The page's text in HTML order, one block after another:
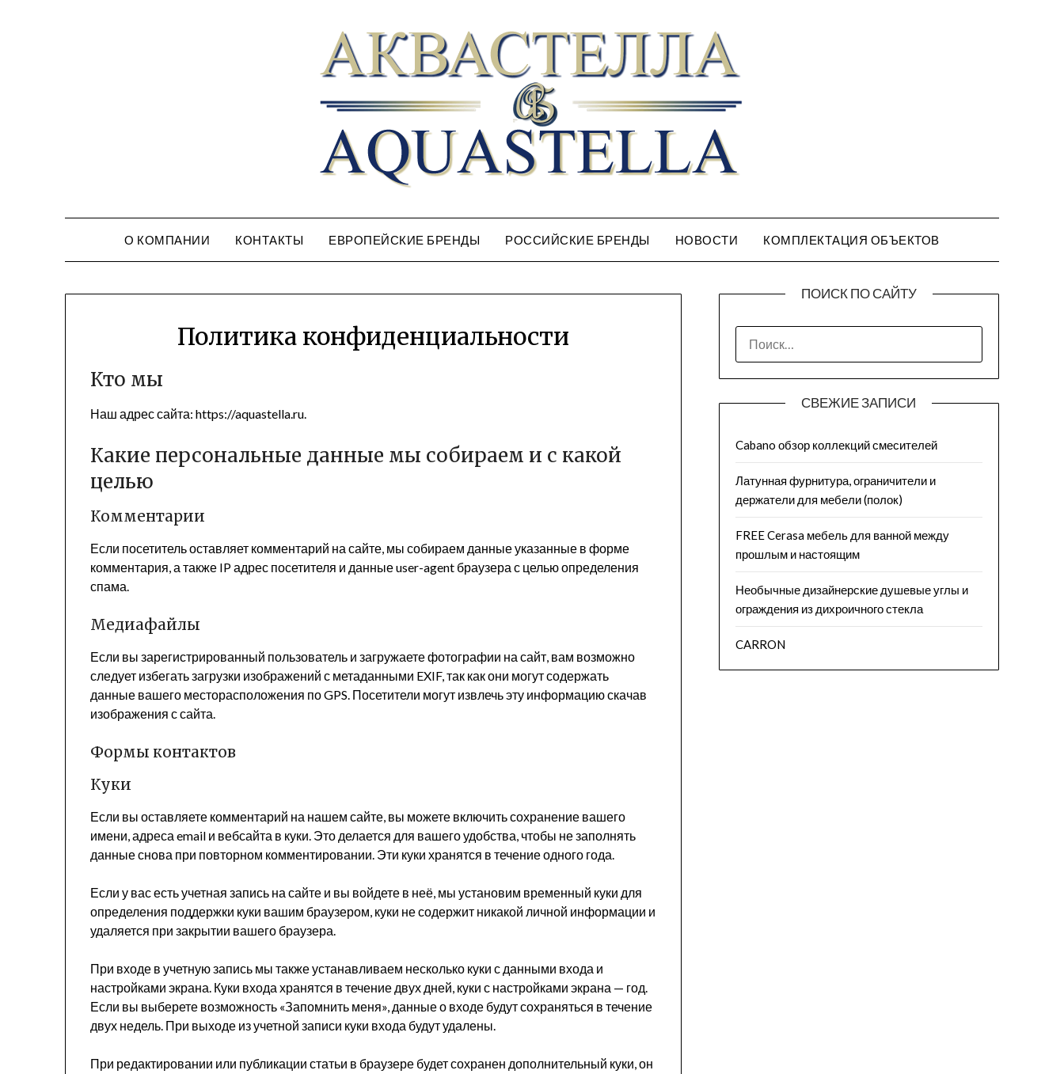
О КОМПАНИИ КОНТАКТЫ ЕВРОПЕЙСКИЕ БРЕНДЫ РОССИЙСКИЕ БРЕНДЫ НОВОСТИ КОМПЛЕКТАЦИЯ ОБЪЕКТОВ
Политика конфиденциальности
Кто мы
Наш адрес сайта: https://aquastella.ru.
Какие персональные данные мы собираем и с какой
целью
Комментарии
Если посетитель оставляет комментарий на сайте, мы собираем данные указанные в форме
комментария, а также IP адрес посетителя и данные user-agent браузера с целью определения
спама.
Медиафайлы
Если вы зарегистрированный пользователь и загружаете фотографии на сайт, вам возможно
следует избегать загрузки изображений с метаданными EXIF, так как они могут содержать
данные вашего месторасположения по GPS. Посетители могут извлечь эту информацию скачав
изображения с сайта.
Формы контактов
Куки
Если вы оставляете комментарий на нашем сайте, вы можете включить сохранение вашего
имени, адреса email и вебсайта в куки. Это делается для вашего удобства, чтобы не заполнять
данные снова при повторном комментировании. Эти куки хранятся в течение одного года.
Если у вас есть учетная запись на сайте и вы войдете в неё, мы установим временный куки для
определения поддержки куки вашим браузером, куки не содержит никакой личной информации и
удаляется при закрытии вашего браузера.
При входе в учетную запись мы также устанавливаем несколько куки с данными входа и
настройками экрана. Куки входа хранятся в течение двух дней, куки с настройками экрана — год.
Если вы выберете возможность «Запомнить меня», данные о входе будут сохраняться в течение
двух недель. При выходе из учетной записи куки входа будут удалены.
При редактировании или публикации статьи в браузере будет сохранен дополнительный куки, он
ПОИСК ПО САЙТУ
СВЕЖИЕ ЗАПИСИ
Cabano обзор коллекций смесителей
Латунная фурнитура, ограничители и
держатели для мебели (полок)
FREE Cerasa мебель для ванной между
прошлым и настоящим
Необычные дизайнерские душевые углы и
ограждения из дихроичного стекла
CARRON